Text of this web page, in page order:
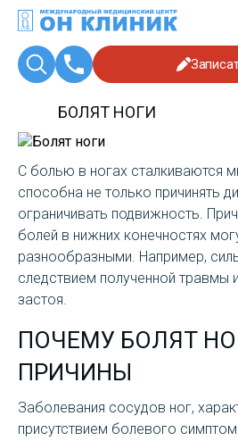
БОЛЯТ НОГИ
С болью в ногах сталкиваются
способна не только причинять
ограничивать подвижность.
болей в нижних конечностях
разнообразными. Например,
следствием полученной травмы
застоя.
ПОЧЕМУ БОЛЯТ
ПРИЧИНЫ
Заболевания сосудов ног,
присутствием болевого